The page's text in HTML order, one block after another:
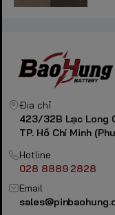
Địa chỉ
423/32B Lạc Long
TP. Hồ Chí Minh
Hotline
028 8889 2828
Email